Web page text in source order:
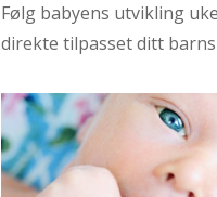
Følg babyens utvikling
direkte tilpasset ditt